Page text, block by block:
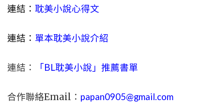
連結： 耽美小說心得文
連結： 單本耽美小說介紹
連結： 「BL耽美小說」推薦書單
合作聯絡Email： papan0905@gmail.com